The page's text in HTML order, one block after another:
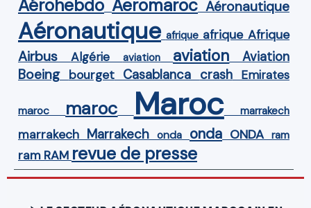
Aérohebdo Aeromaroc Aéronautique
Aéronautique afrique afrique Afrique
Airbus Algérie aviation aviation Aviation
Boeing bourget Casablanca crash Emirates
maroc maroc Maroc marrakech
marrakech Marrakech onda onda ONDA ram
ram RAM revue de presse